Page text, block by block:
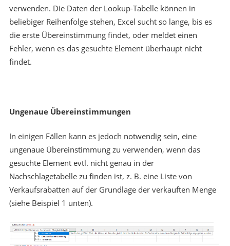
verwenden. Die Daten der Lookup-Tabelle können in
beliebiger Reihenfolge stehen, Excel sucht so lange, bis es
die erste Übereinstimmung findet, oder meldet einen
Fehler, wenn es das gesuchte Element überhaupt nicht
findet.
Ungenaue Übereinstimmungen
In einigen Fällen kann es jedoch notwendig sein, eine
ungenaue Übereinstimmung zu verwenden, wenn das
gesuchte Element evtl. nicht genau in der
Nachschlagetabelle zu finden ist, z. B. eine Liste von
Verkaufsrabatten auf der Grundlage der verkauften Menge
(siehe Beispiel 1 unten).